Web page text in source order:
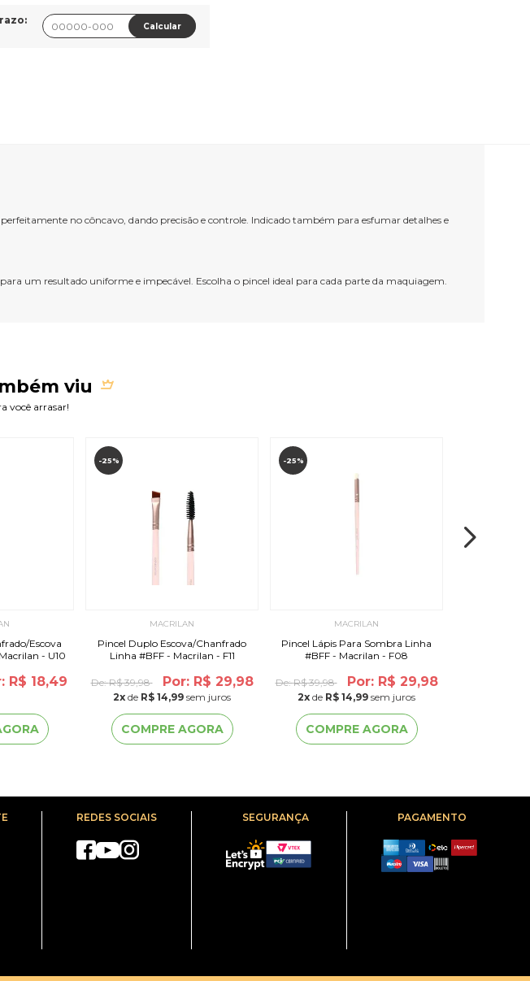
Calcular
no côncavo, dando precisão e controle. Indicado também para esfumar detalhes e
um resultado uniforme e impecável. Escolha o pincel ideal para cada parte da maquiagem.
viu
você arrasar!
Escova
- U10
R$ 18,49
-25%
MACRILAN
Pincel Duplo Escova/Chanfrado
Linha #BFF - Macrilan - F11
De:R$ 39,98 Por: R$ 29,98
2x de R$ 14,99 sem juros
COMPRE AGORA
-25%
MACRILAN
Pincel Lápis Para Sombra Linha
#BFF - Macrilan - F08
De:R$ 39,98 Por: R$ 29,98
2x de R$ 14,99 sem juros
COMPRE AGORA
REDES SOCIAIS SEGURANÇA PAGAMENTO